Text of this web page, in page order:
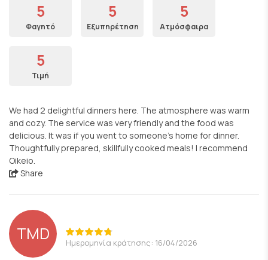
5
Φαγητό
5
Εξυπηρέτηση
5
Ατμόσφαιρα
5
Τιμή
We had 2 delightful dinners here. The atmosphere was warm
and cozy. The service was very friendly and the food was
delicious. It was if you went to someone’s home for dinner.
Thoughtfully prepared, skillfully cooked meals! I recommend
Oikeio.
Share
TMD Ημερομηνία κράτησης: 16/04/2026